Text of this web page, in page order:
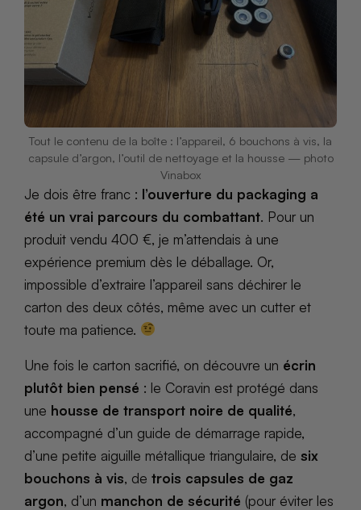
Tout le contenu de la boîte : l’appareil, 6 bouchons à vis, la
capsule d’argon, l’outil de nettoyage et la housse — photo
Vinabox
Je dois être franc : l’ouverture du packaging a
été un vrai parcours du combattant. Pour un
produit vendu 400 €, je m’attendais à une
expérience premium dès le déballage. Or,
impossible d’extraire l’appareil sans déchirer le
carton des deux côtés, même avec un cutter et
toute ma patience.
Une fois le carton sacrifié, on découvre un écrin
plutôt bien pensé : le Coravin est protégé dans
une housse de transport noire de qualité,
accompagné d’un guide de démarrage rapide,
d’une petite aiguille métallique triangulaire, de six
bouchons à vis, de trois capsules de gaz
argon, d’un manchon de sécurité (pour éviter les